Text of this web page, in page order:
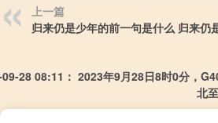
上一篇
归来仍是少年的前一句是什么 归来仍
28 08:11： 2023年9月28日8时0分，
北